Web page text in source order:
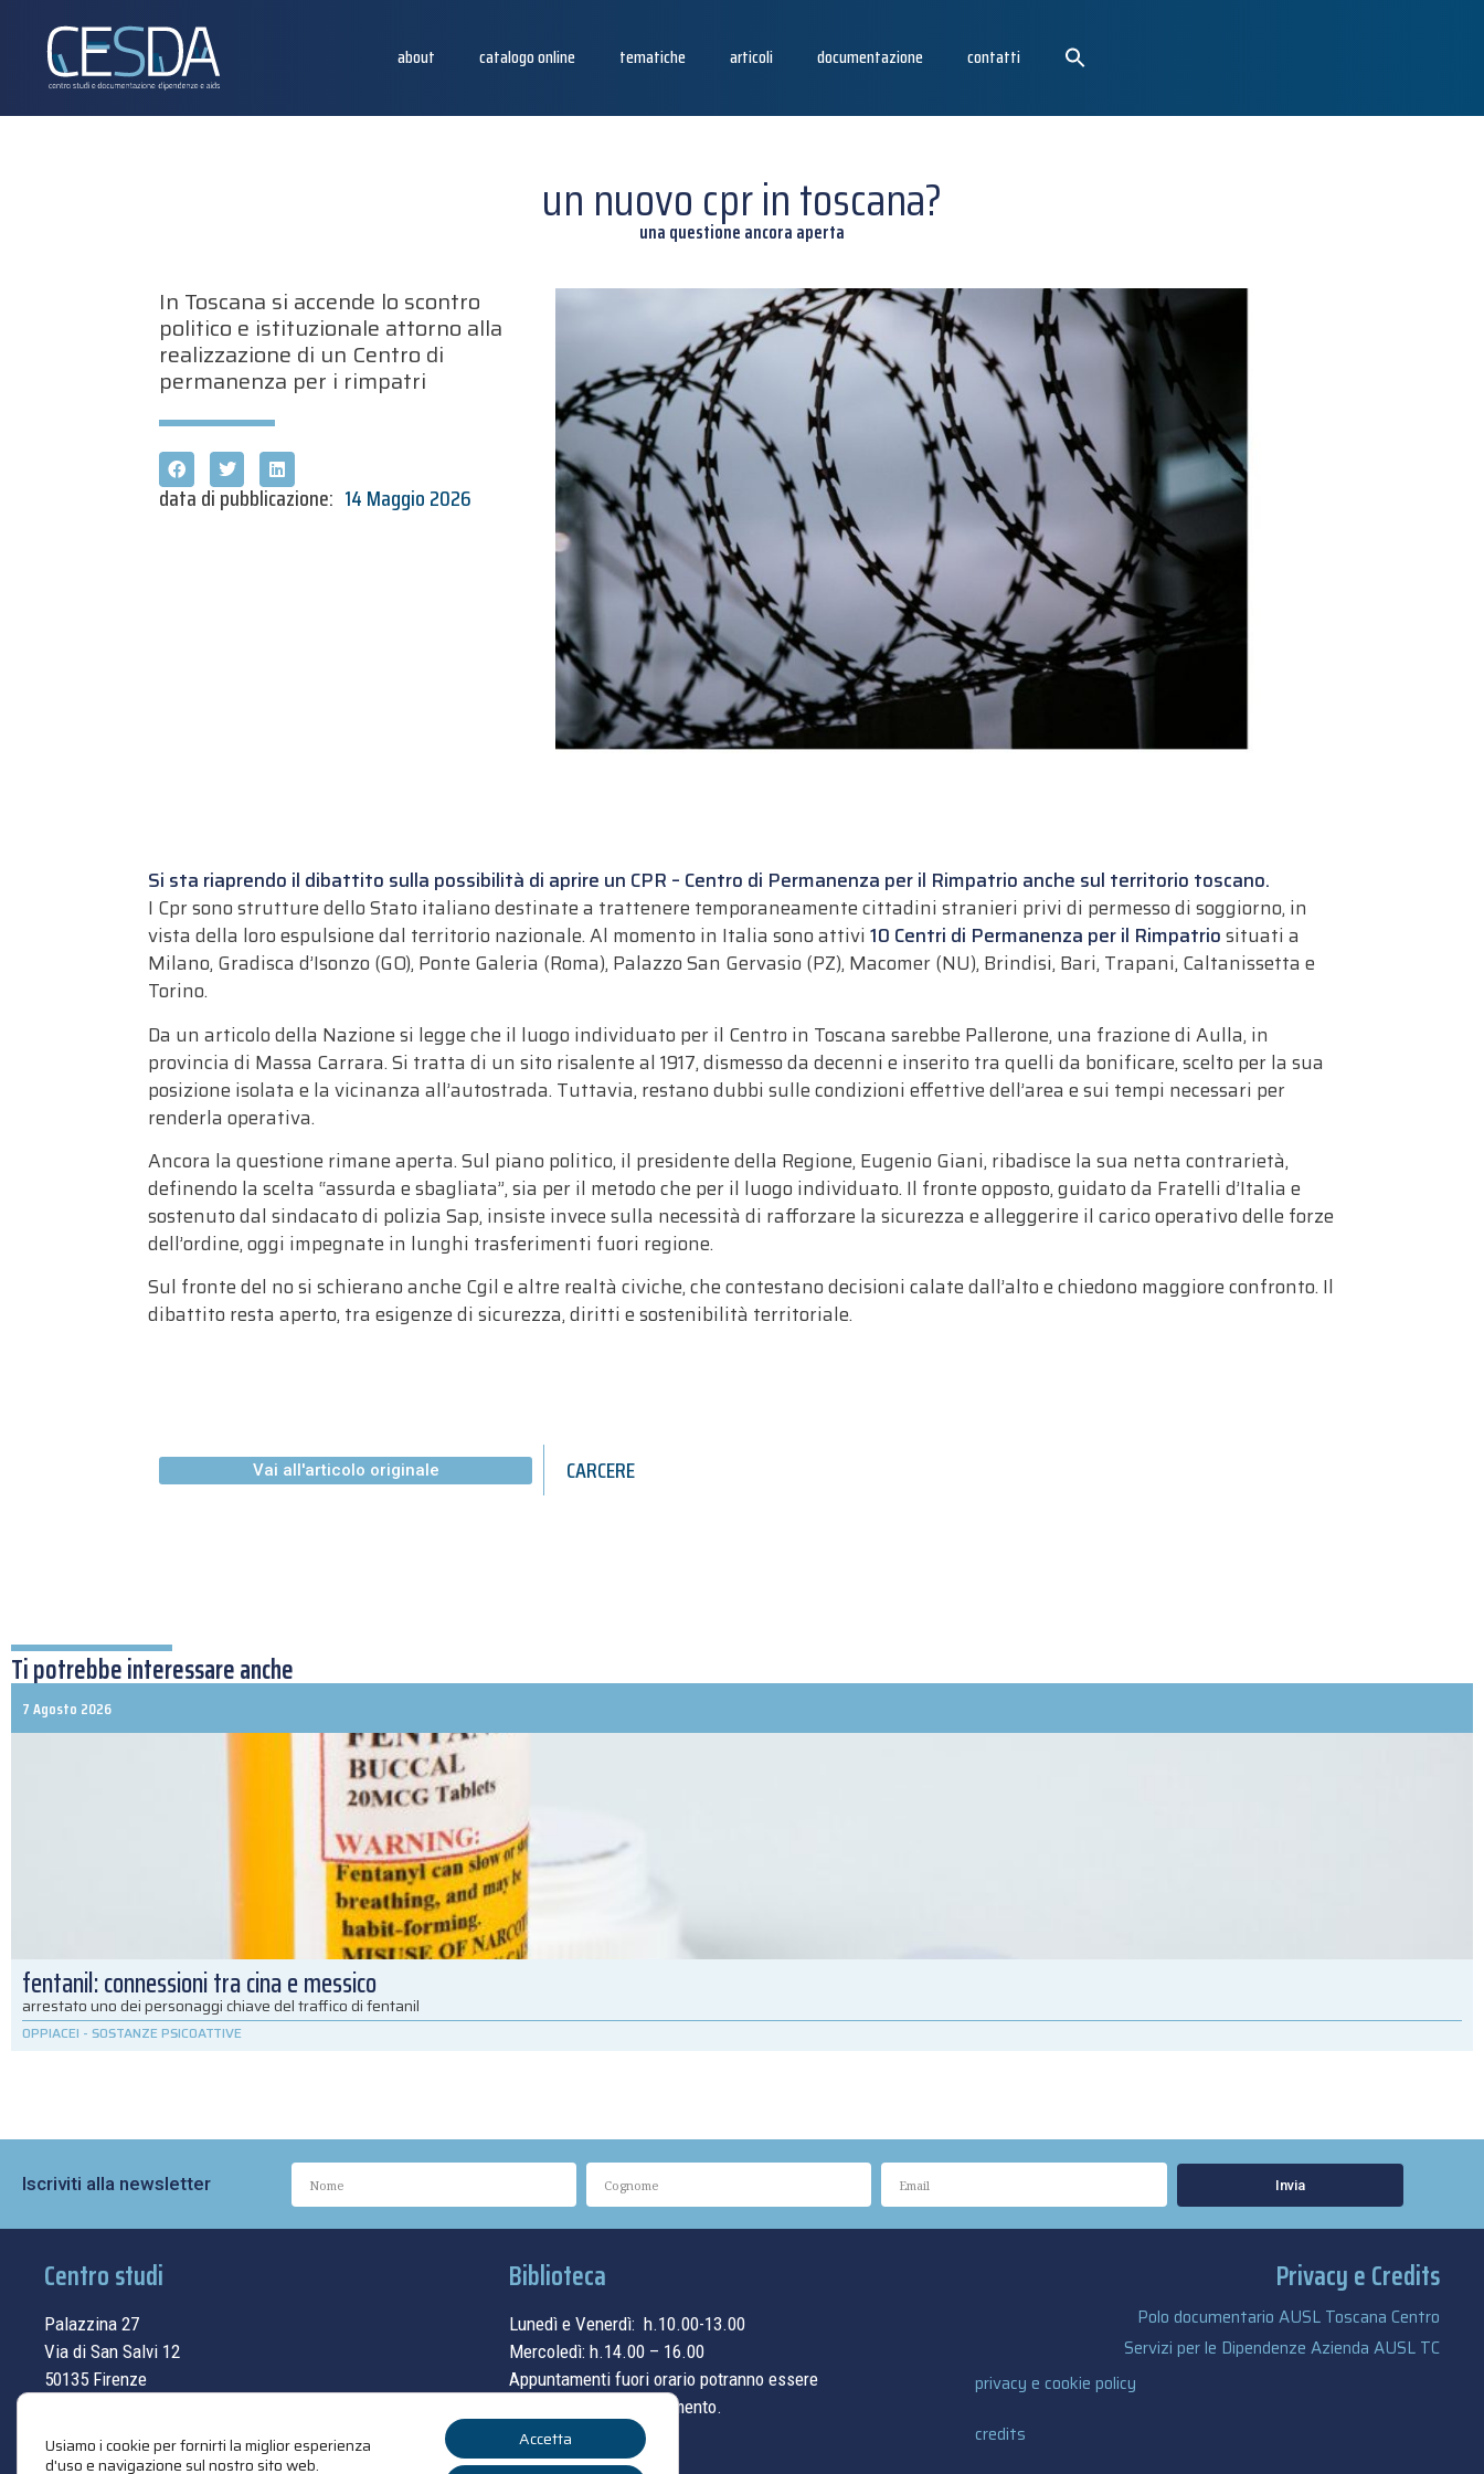
about catalogo online tematiche articoli documentazione contatti
un nuovo cpr in toscana?
una questione ancora aperta
In Toscana si accende lo scontro
politico e istituzionale attorno alla
realizzazione di un Centro di
permanenza per i rimpatri
data di pubblicazione: 14 Maggio 2026
Si sta riaprendo il dibattito sulla possibilità di aprire un CPR – Centro di Permanenza per il Rimpatrio anche sul territorio toscano.
I Cpr sono strutture dello Stato italiano destinate a trattenere temporaneamente cittadini stranieri privi di permesso di soggiorno, in
vista della loro espulsione dal territorio nazionale. Al momento in Italia sono attivi10 Centri di Permanenza per il Rimpatriosituati a
Milano, Gradisca d’Isonzo (GO), Ponte Galeria (Roma), Palazzo San Gervasio (PZ), Macomer (NU), Brindisi, Bari, Trapani, Caltanissetta e
Torino.
Da un articolo della Nazione si legge che il luogo individuato per il Centro in Toscana sarebbe Pallerone, una frazione di Aulla, in
provincia di Massa Carrara. Si tratta di un sito risalente al 1917, dismesso da decenni e inserito tra quelli da bonificare, scelto per la sua
posizione isolata e la vicinanza all’autostrada. Tuttavia, restano dubbi sulle condizioni effettive dell’area e sui tempi necessari per
renderla operativa.
Ancora la questione rimane aperta. Sul piano politico, il presidente della Regione, Eugenio Giani, ribadisce la sua netta contrarietà,
definendo la scelta “assurda e sbagliata”, sia per il metodo che per il luogo individuato. Il fronte opposto, guidato da Fratelli d’Italia e
sostenuto dal sindacato di polizia Sap, insiste invece sulla necessità di rafforzare la sicurezza e alleggerire il carico operativo delle forze
dell’ordine, oggi impegnate in lunghi trasferimenti fuori regione.
Sul fronte del no si schierano anche Cgil e altre realtà civiche, che contestano decisioni calate dall’alto e chiedono maggiore confronto. Il
dibattito resta aperto, tra esigenze di sicurezza, diritti e sostenibilità territoriale.
Vai all'articolo originale CARCERE
Ti potrebbe interessare anche
7 Agosto 2026
fentanil: connessioni tra cina e messico
arrestato uno dei personaggi chiave del traffico di fentanil
OPPIACEI - SOSTANZE PSICOATTIVE
Iscriviti alla newsletter Invia
Centro studi
Palazzina 27
Via di San Salvi 12
50135 Firenze
contatti
Biblioteca
Lunedì e Venerdì: h.10.00-13.00
Mercoledì: h.14.00 – 16.00
Appuntamenti fuori orario potranno essere
concordati su appuntamento.
Privacy e Credits
Polo documentario AUSL Toscana Centro
Servizi per le Dipendenze Azienda AUSL TC
privacy e cookie policy
credits
Usiamo i cookie per fornirti la miglior esperienza
d'uso e navigazione sul nostro sito web.
Accetta